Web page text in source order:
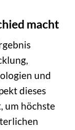
macht
und
dieses
um höchste